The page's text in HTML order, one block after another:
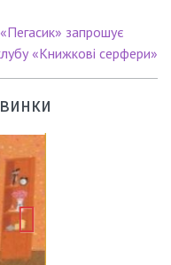
запрошує
«Книжкові серфери»